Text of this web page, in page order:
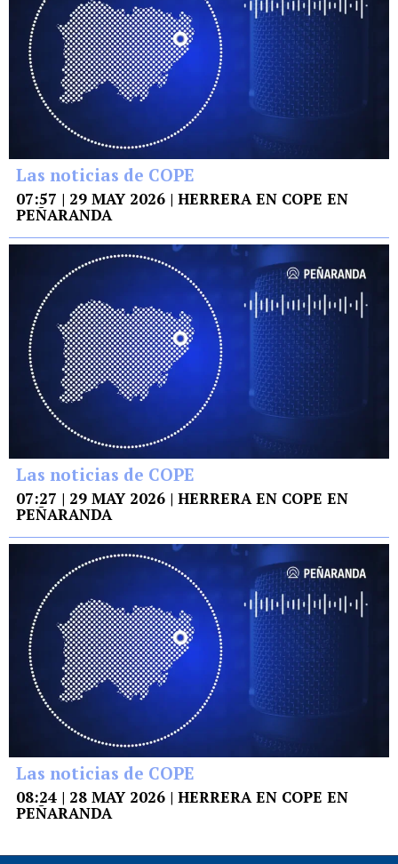
Las noticias de COPE
07:57 | 29 MAY 2026 | HERRERA EN COPE EN
PEÑARANDA
Las noticias de COPE
07:27 | 29 MAY 2026 | HERRERA EN COPE EN
PEÑARANDA
Las noticias de COPE
08:24 | 28 MAY 2026 | HERRERA EN COPE EN
PEÑARANDA